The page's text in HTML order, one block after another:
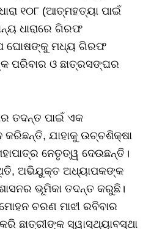
୧୦୮ (ଆତ୍ମହତ୍ୟା ପାଇଁ
ଧାରାରେ ଗିରଫ
ଘୋଷଙ୍କୁ ମଧ୍ୟ ଗିରଫ
ପରିବାର ଓ ଛାତ୍ରସଙ୍ଘର
ତଦନ୍ତ ପାଇଁ ଏକ
ଯାହାକୁ ଉଚ୍ଚଶିକ୍ଷା
ନେତୃତ୍ୱ ଦେଉଛନ୍ତି।
ଅଭିଯୁକ୍ତ ଅଧ୍ୟାପକଙ୍କ
ଭୂମିକା ତଦନ୍ତ କରୁଛି।
ଚରଣ ମାଝୀ ରବିବାର
ଛାତ୍ରୀଙ୍କ ସ୍ୱାସ୍ଥ୍ୟାବସ୍ଥା